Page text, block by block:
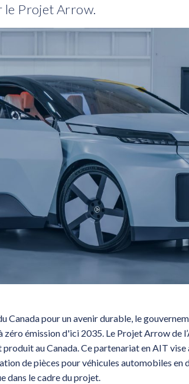
le Projet Arrow.
Canada pour un avenir durable, le
zéro émission d'ici 2035. Le Projet Arrow de
au Canada. Ce partenariat en AIT
de pièces pour véhicules automobiles en
dans le cadre du projet.